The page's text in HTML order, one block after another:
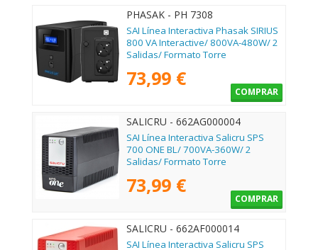
PHASAK - PH 7308
SAI Línea Interactiva Phasak SIRIUS
800 VA Interactive/ 800VA-480W/ 2
Salidas/ Formato Torre
73,99 €
COMPRAR
SALICRU - 662AG000004
SAI Línea Interactiva Salicru SPS
700 ONE BL/ 700VA-360W/ 2
Salidas/ Formato Torre
73,99 €
COMPRAR
SALICRU - 662AF000014
SAI Línea Interactiva Salicru SPS